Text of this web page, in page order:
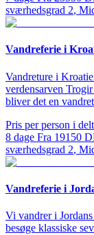
sværhedsgrad 2,
Vandreferie i
Vandreture i
verdensarven
bliver det en
Pris per person i
8 dage Fra 19150
sværhedsgrad 2,
Vandreferie i
Vi vandrer i
besøge klassiske